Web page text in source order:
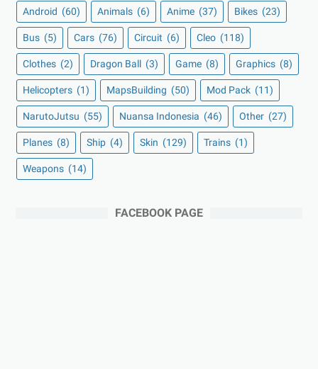
Android (60) Animals (6) Anime (37) Bikes (23)
Bus (5) Cars (76) Circuit (6) Cleo (118)
Clothes (2) Dragon Ball (3) Game (8) Graphics (8)
Helicopters (1) MapsBuilding (50) Mod Pack (11)
NarutoJutsu (55) Nuansa Indonesia (46) Other (27)
Planes (8) Ship (4) Skin (129) Trains (1)
Weapons (14)
FACEBOOK PAGE